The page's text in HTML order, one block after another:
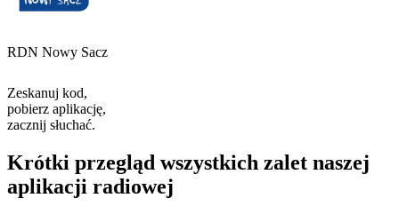
RDN Nowy Sacz
Zeskanuj kod,
pobierz aplikację,
zacznij słuchać.
Krótki przegląd wszystkich zalet naszej
aplikacji radiowej